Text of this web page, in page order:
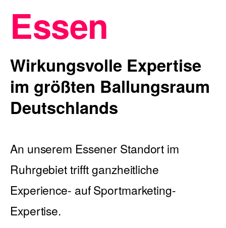
Erlebnispark
Blog
Nachhaltigkeit
f_LAB
Essen
Wirkungsvolle Expertise
im größten Ballungsraum
Deutschlands
An unserem Essener Standort im
Ruhrgebiet trifft ganzheitliche
Experience- auf Sportmarketing-
Expertise.